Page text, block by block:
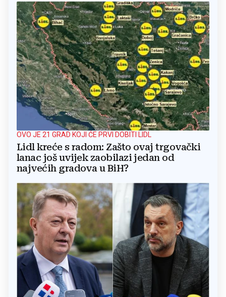
OVO JE 21 GRAD KOJI ĆE PRVI DOBITI LIDL
Lidl kreće s radom: Zašto ovaj trgovački
lanac još uvijek zaobilazi jedan od
najvećih gradova u BiH?